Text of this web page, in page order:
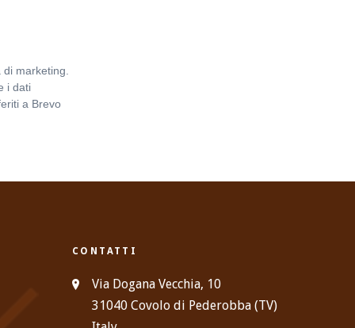
marketing.
i dati
a Brevo
CONTATTI
Via Dogana Vecchia, 10
31040 Covolo di Pederobba (TV)